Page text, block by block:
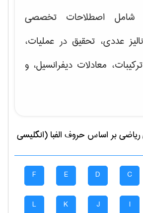
شامل اصطلاحات تخصصی
عددی، تحقیق در عملیات،
معادلات دیفرانسیل، و
رياضیبر اساس حروف الفبا (انگلیسی
C
D
E
F
I
J
K
L